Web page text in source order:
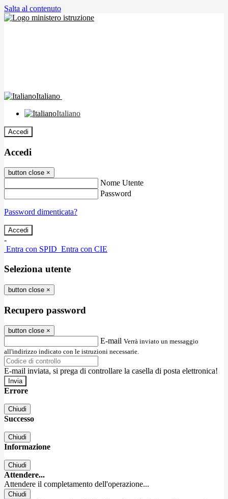
Salta al contenuto
Italiano
Italiano
Accedi
Accedi
button close ×
Nome Utente
Password
Password dimenticata?
-
Entra con SPID Entra con CIE
Seleziona utente
button close ×
Recupero password
button close ×
E-mail Verrà inviato un messaggio
all'indirizzo indicato con le istruzioni necessarie.
E-mail inviata, si prega di controllare la casella di posta elettronica!
Errore
Chiudi
Successo
Chiudi
Informazione
Chiudi
Attendere...
Attendere il completamento dell'operazione...
Chiudi